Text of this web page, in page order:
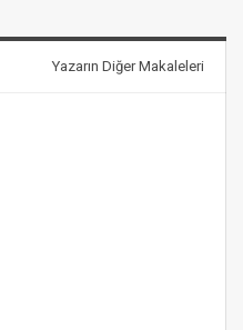
Yazarın Diğer Makaleleri